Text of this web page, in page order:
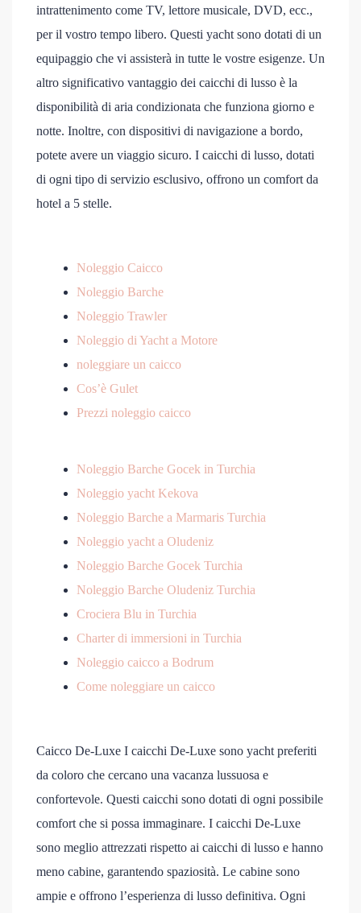
intrattenimento come TV, lettore musicale, DVD, ecc.,
per il vostro tempo libero. Questi yacht sono dotati di un
equipaggio che vi assisterà in tutte le vostre esigenze. Un
altro significativo vantaggio dei caicchi di lusso è la
disponibilità di aria condizionata che funziona giorno e
notte. Inoltre, con dispositivi di navigazione a bordo,
potete avere un viaggio sicuro. I caicchi di lusso, dotati
di ogni tipo di servizio esclusivo, offrono un comfort da
hotel a 5 stelle.
Noleggio Caicco
Noleggio Barche
Noleggio Trawler
Noleggio di Yacht a Motore
noleggiare un caicco
Cos’è Gulet
Prezzi noleggio caicco
Noleggio Barche Gocek in Turchia
Noleggio yacht Kekova
Noleggio Barche a Marmaris Turchia
Noleggio yacht a Oludeniz
Noleggio Barche Gocek Turchia
Noleggio Barche Oludeniz Turchia
Crociera Blu in Turchia
Charter di immersioni in Turchia
Noleggio caicco a Bodrum
Come noleggiare un caicco
Caicco De-Luxe I caicchi De-Luxe sono yacht preferiti
da coloro che cercano una vacanza lussuosa e
confortevole. Questi caicchi sono dotati di ogni possibile
comfort che si possa immaginare. I caicchi De-Luxe
sono meglio attrezzati rispetto ai caicchi di lusso e hanno
meno cabine, garantendo spaziosità. Le cabine sono
ampie e offrono l’esperienza di lusso definitiva. Ogni